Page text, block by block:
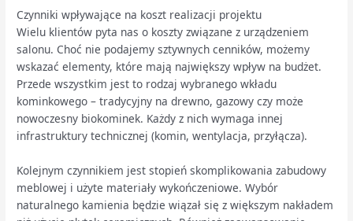
Czynniki wpływające na koszt realizacji projektu
Wielu klientów pyta nas o koszty związane z urządzeniem
salonu. Choć nie podajemy sztywnych cenników, możemy
wskazać elementy, które mają największy wpływ na budżet.
Przede wszystkim jest to rodzaj wybranego wkładu
kominkowego – tradycyjny na drewno, gazowy czy może
nowoczesny biokominek. Każdy z nich wymaga innej
infrastruktury technicznej (komin, wentylacja, przyłącza).
Kolejnym czynnikiem jest stopień skomplikowania zabudowy
meblowej i użyte materiały wykończeniowe. Wybór
naturalnego kamienia będzie wiązał się z większym nakładem